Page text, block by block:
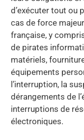
d’exécuter tout ou
cas de force
française, y
de pirates
matériels,
équipements
l’interruption, la
dérangements de
interruptions de
électroniques.